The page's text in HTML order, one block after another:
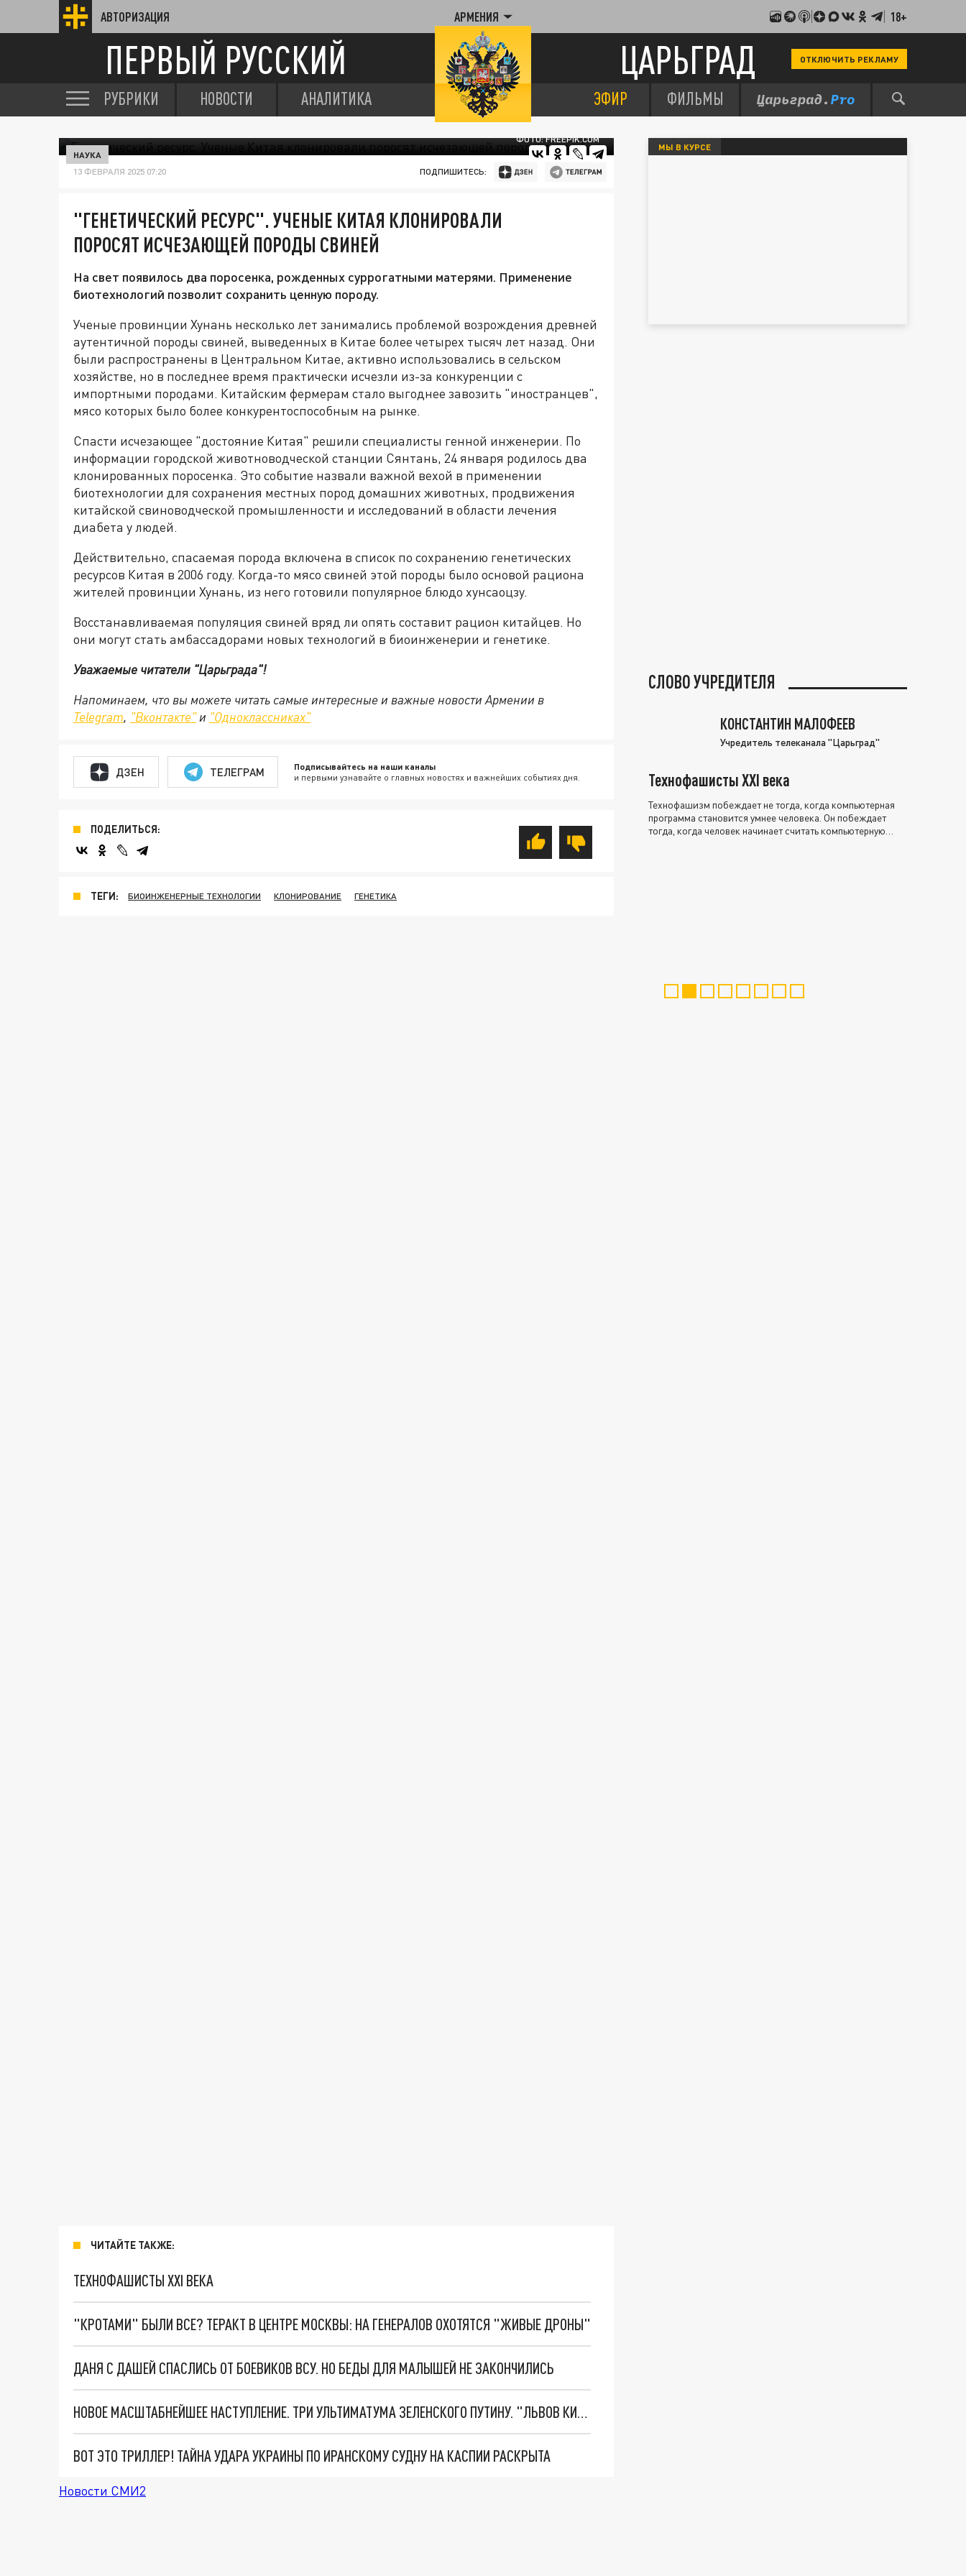
АВТОРИЗАЦИЯ АРМЕНИЯ 18+
ПЕРВЫЙ РУССКИЙ ЦАРЬГРАД ОТКЛЮЧИТЬ РЕКЛАМУ
РУБРИКИ НОВОСТИ АНАЛИТИКА ЭФИР ФИЛЬМЫ
ФОТО: FREEPIK.COM
НАУКА
13 ФЕВРАЛЯ 2025 07:20 ПОДПИШИТЕСЬ:
"ГЕНЕТИЧЕСКИЙ РЕСУРС". УЧЕНЫЕ КИТАЯ КЛОНИРОВАЛИ
ПОРОСЯТ ИСЧЕЗАЮЩЕЙ ПОРОДЫ СВИНЕЙ
На свет появилось два поросенка, рожденных суррогатными матерями. Применение
биотехнологий позволит сохранить ценную породу.
Ученые провинции Хунань несколько лет занимались проблемой возрождения древней
аутентичной породы свиней, выведенных в Китае более четырех тысяч лет назад. Они
были распространены в Центральном Китае, активно использовались в сельском
хозяйстве, но в последнее время практически исчезли из-за конкуренции с
импортными породами. Китайским фермерам стало выгоднее завозить "иностранцев",
мясо которых было более конкурентоспособным на рынке.
Спасти исчезающее "достояние Китая" решили специалисты генной инженерии. По
информации городской животноводческой станции Сянтань, 24 января родилось два
клонированных поросенка. Это событие назвали важной вехой в применении
биотехнологии для сохранения местных пород домашних животных, продвижения
китайской свиноводческой промышленности и исследований в области лечения
диабета у людей.
Действительно, спасаемая порода включена в список по сохранению генетических
ресурсов Китая в 2006 году. Когда-то мясо свиней этой породы было основой рациона
жителей провинции Хунань, из него готовили популярное блюдо хунсаоцзу.
Восстанавливаемая популяция свиней вряд ли опять составит рацион китайцев. Но
они могут стать амбассадорами новых технологий в биоинженерии и генетике.
Уважаемые читатели "Царьграда"!
Напоминаем, что вы можете читать самые интересные и важные новости Армении в
Telegram, "Вконтакте"и "Одноклассниках"
ДЗЕН ТЕЛЕГРАМ Подписывайтесь на наши каналы
и первыми узнавайте о главных новостях и важнейших событиях дня.
ПОДЕЛИТЬСЯ:
ТЕГИ: БИОИНЖЕНЕРНЫЕ ТЕХНОЛОГИИ КЛОНИРОВАНИЕ ГЕНЕТИКА
ЧИТАЙТЕ ТАКЖЕ:
ТЕХНОФАШИСТЫ XXI ВЕКА
"КРОТАМИ" БЫЛИ ВСЕ? ТЕРАКТ В ЦЕНТРЕ МОСКВЫ: НА ГЕНЕРАЛОВ ОХОТЯТСЯ "ЖИВЫЕ ДРОНЫ"
ДАНЯ С ДАШЕЙ СПАСЛИСЬ ОТ БОЕВИКОВ ВСУ. НО БЕДЫ ДЛЯ МАЛЫШЕЙ НЕ ЗАКОНЧИЛИСЬ
НОВОЕ МАСШТАБНЕЙШЕЕ НАСТУПЛЕНИЕ. ТРИ УЛЬТИМАТУМА ЗЕЛЕНСКОГО ПУТИНУ. "ЛЬВОВ КИМА" ПОСТАВЯТ НА ПВО? ГЛОБАЛЬНЫЙ ПРОРЫВ ПОД ЗАПОРОЖЬЕМ
ВОТ ЭТО ТРИЛЛЕР! ТАЙНА УДАРА УКРАИНЫ ПО ИРАНСКОМУ СУДНУ НА КАСПИИ РАСКРЫТА
Новости СМИ2
МЫ В КУРСЕ
СЛОВО УЧРЕДИТЕЛЯ
КОНСТАНТИН МАЛОФЕЕВ
Учредитель телеканала "Царьград"
Технофашисты XXI века
Технофашизм побеждает не тогда, когда компьютерная
программа становится умнее человека. Он побеждает
тогда, когда человек начинает считать компьютерную